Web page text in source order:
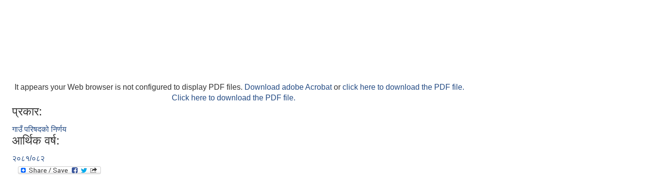
It appears your Web browser is not configured to display PDF files. Download adobe Acrobator click here to download the PDF file.
Click here to download the PDF file.
प्रकार:
गाउँ परिषदको निर्णय
आर्थिक वर्ष:
२०८१/०८२